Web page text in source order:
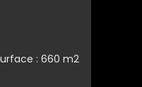
: 660 m2